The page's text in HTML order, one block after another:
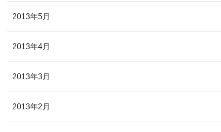
2013年5月
2013年4月
2013年3月
2013年2月